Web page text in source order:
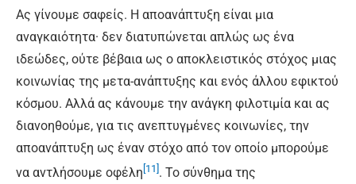
Ας γίνουμε σαφείς. Η αποανάπτυξη είναι μια
αναγκαιότητα· δεν διατυπώνεται απλώς ως ένα
ιδεώδες, ούτε βέβαια ως ο αποκλειστικός στόχος μιας
κοινωνίας της μετα-ανάπτυξης και ενός άλλου εφικτού
κόσμου. Αλλά ας κάνουμε την ανάγκη φιλοτιμία και ας
διανοηθούμε, για τις ανεπτυγμένες κοινωνίες, την
αποανάπτυξη ως έναν στόχο από τον οποίο μπορούμε
να αντλήσουμε οφέλη [11] . Το σύνθημα της